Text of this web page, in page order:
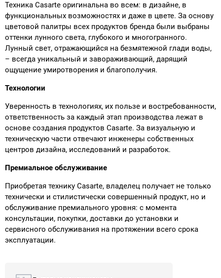
Техника Casarte оригинальна во всем: в дизайне, в
функциональных возможностях и даже в цвете. За основу
цветовой палитры всех продуктов бренда были выбраны
оттенки лунного света, глубокого и многогранного.
Лунный свет, отражающийся на безмятежной глади воды,
– всегда уникальный и завораживающий, дарящий
ощущение умиротворения и благополучия.
Технологии
Уверенность в технологиях, их пользе и востребованности,
ответственность за каждый этап производства лежат в
основе создания продуктов Casarte. За визуальную и
техническую части отвечают инженеры собственных
центров дизайна, исследований и разработок.
Премиальное обслуживание
Приобретая технику Casarte, владелец получает не только
технически и стилистически совершенный продукт, но и
обслуживание премиального уровня: с момента
консультации, покупки, доставки до установки и
сервисного обслуживания на протяжении всего срока
эксплуатации.